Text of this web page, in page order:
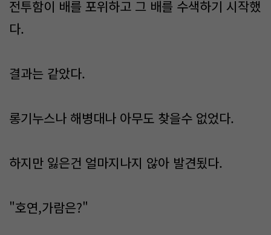
전투함이 배를 포위하고 그 배를 수색하기 시작했
다.
결과는 같았다.
롱기누스나 해병대나 아무도 찾을수 없었다.
하지만 잃은건 얼마지나지 않아 발견됬다.
"호연,가람은?"